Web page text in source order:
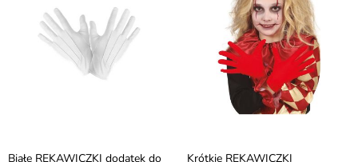
Białe RĘKAWICZKI dodatek do Krótkie RĘKAWICZKI